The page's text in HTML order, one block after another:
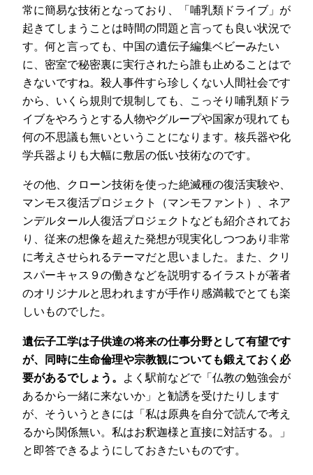
常に簡易な技術となっており、「哺乳類ドライブ」が
起きてしまうことは時間の問題と言っても良い状況で
す。何と言っても、中国の遺伝子編集ベビーみたい
に、密室で秘密裏に実行されたら誰も止めることはで
きないですね。殺人事件すら珍しくない人間社会です
から、いくら規則で規制しても、こっそり哺乳類ドラ
イブをやろうとする人物やグループや国家が現れても
何の不思議も無いということになります。核兵器や化
学兵器よりも大幅に敷居の低い技術なのです。
その他、クローン技術を使った絶滅種の復活実験や、
マンモス復活プロジェクト（マンモファント）、ネア
ンデルタール人復活プロジェクトなども紹介されてお
り、従来の想像を超えた発想が現実化しつつあり非常
に考えさせられるテーマだと思いました。また、クリ
スパーキャス９の働きなどを説明するイラストが著者
のオリジナルと思われますが手作り感満載でとても楽
しいものでした。
遺伝子工学は子供達の将来の仕事分野として有望です
が、同時に生命倫理や宗教観についても鍛えておく必
要があるでしょう。 よく駅前などで「仏教の勉強会が
あるから一緒に来ないか」と勧誘を受けたりします
が、そういうときには「私は原典を自分で読んで考え
るから関係無い。私はお釈迦様と直接に対話する。」
と即答できるようにしておきたいものです。